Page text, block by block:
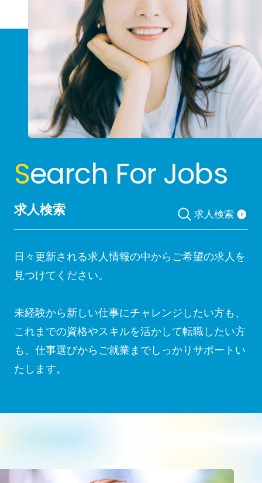
Search For Jobs
求人検索 求人検索
日々更新される求人情報の中からご希望の求人を
見つけてください。
未経験から新しい仕事にチャレンジしたい方も、
これまでの資格やスキルを活かして転職したい方
も、仕事選びからご就業までしっかりサポートい
たします。